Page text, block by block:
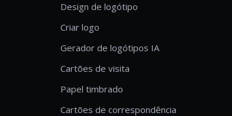
Design de logótipo
Criar logo
Gerador de logótipos IA
Cartões de visita
Papel timbrado
Cartões de correspondência